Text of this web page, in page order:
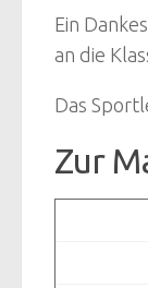
Ein
an die
Das
Zur